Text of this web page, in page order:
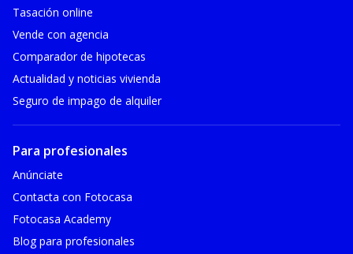
Tasación online
Vende con agencia
Comparador de hipotecas
Actualidad y noticias vivienda
Seguro de impago de alquiler
Para profesionales
Anúnciate
Contacta con Fotocasa
Fotocasa Academy
Blog para profesionales